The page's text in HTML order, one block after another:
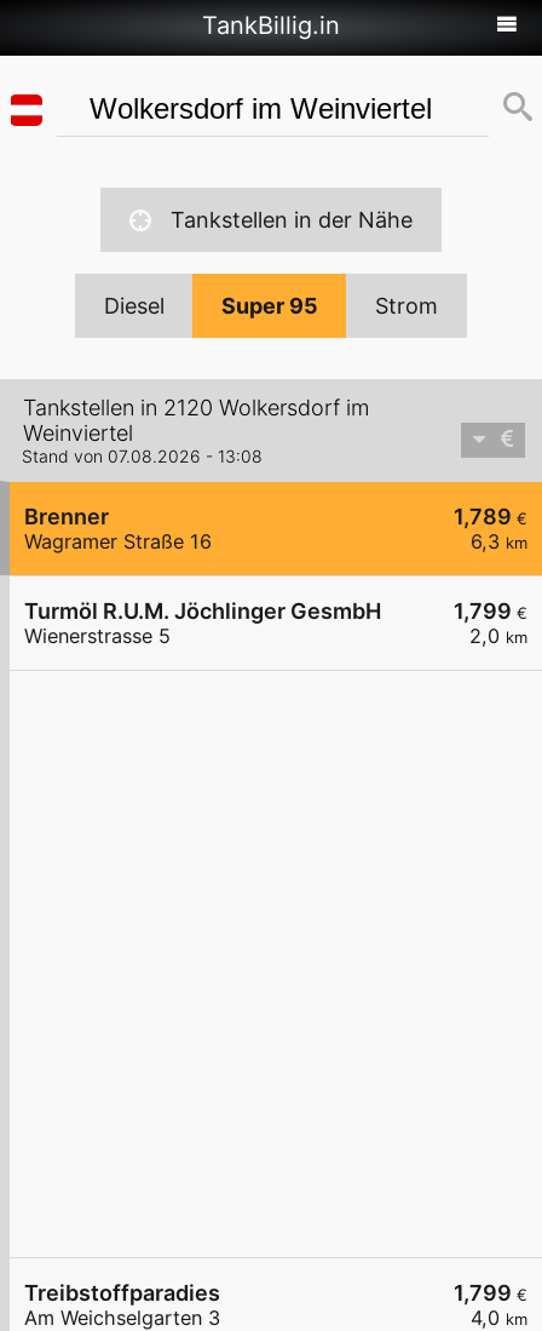
TankBillig.in
Tankstellen in der Nähe
Diesel Super 95 Strom
Tankstellen in 2120 Wolkersdorf im
Weinviertel
Stand von 07.08.2026 - 13:08
1,789 €
6,3 km
Brenner
Wagramer Straße 16
1,799 €
2,0 km
Turmöl R.U.M. Jöchlinger GesmbH
Wienerstrasse 5
1,799 €
4,0 km
Treibstoffparadies
Am Weichselgarten 3